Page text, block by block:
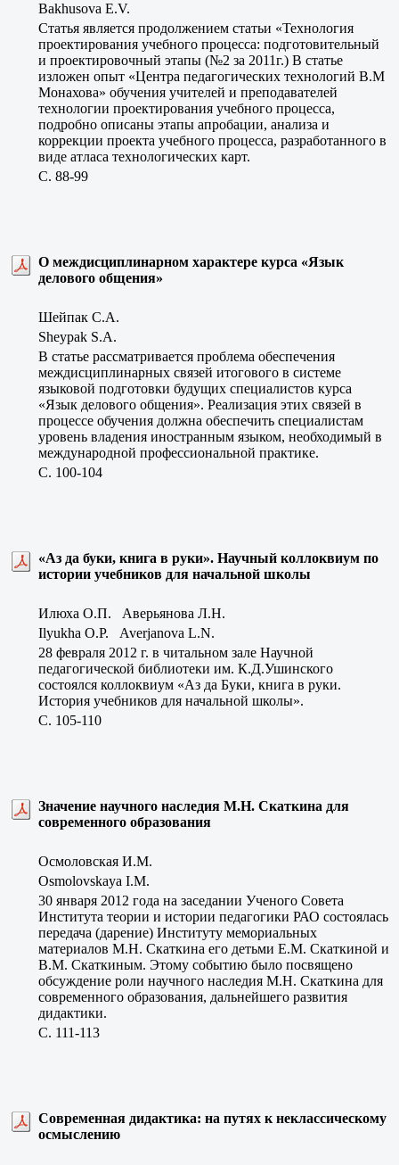
Bakhusova E.V.
Статья является продолжением статьи «Технология
проектирования учебного процесса: подготовительный
и проектировочный этапы (№2 за 2011г.) В статье
изложен опыт «Центра педагогических технологий В.М
Монахова» обучения учителей и преподавателей
технологии проектирования учебного процесса,
подробно описаны этапы апробации, анализа и
коррекции проекта учебного процесса, разработанного в
виде атласа технологических карт.
C. 88-99
О междисциплинарном характере курса «Язык
делового общения»
Шейпак С.А.
Sheypak S.A.
В статье рассматривается проблема обеспечения
междисциплинарных связей итогового в системе
языковой подготовки будущих специалистов курса
«Язык делового общения». Реализация этих связей в
процессе обучения должна обеспечить специалистам
уровень владения иностранным языком, необходимый в
международной профессиональной практике.
C. 100-104
«Аз да буки, книга в руки». Научный коллоквиум по
истории учебников для начальной школы
Илюха О.П. Аверьянова Л.Н.
Ilyukha O.P. Averjanova L.N.
28 февраля 2012 г. в читальном зале Научной
педагогической библиотеки им. К.Д.Ушинского
состоялся коллоквиум «Аз да Буки, книга в руки.
История учебников для начальной школы».
C. 105-110
Значение научного наследия М.Н. Скаткина для
современного образования
Осмоловская И.М.
Osmolovskaya I.M.
30 января 2012 года на заседании Ученого Совета
Института теории и истории педагогики РАО состоялась
передача (дарение) Институту мемориальных
материалов М.Н. Скаткина его детьми Е.М. Скаткиной и
В.М. Скаткиным. Этому событию было посвящено
обсуждение роли научного наследия М.Н. Скаткина для
современного образования, дальнейшего развития
дидактики.
C. 111-113
Современная дидактика: на путях к неклассическому
осмыслению